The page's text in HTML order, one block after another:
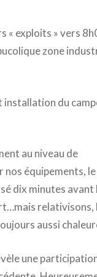
« exploits » vers
zone
installation du
au niveau de
nos équipements,
dix minutes avant
relativisons,
aussi
une